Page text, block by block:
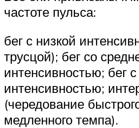
частоте пульса:
бег с низкой
трусцой); бег со
интенсивностью; бег
интенсивностью;
(чередование
медленного темпа).